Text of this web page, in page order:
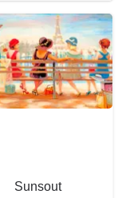
Sunsout